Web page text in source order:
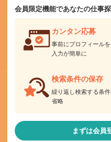
会員限定機能であなたの仕事
カンタン応募
事前にプロフィール
入力が簡単に
検索条件の保存
繰り返し検索する条
省略
まずは会員